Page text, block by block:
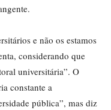
e não os estamos
considerando que
universitária”. O
constante a
pública”, mas diz